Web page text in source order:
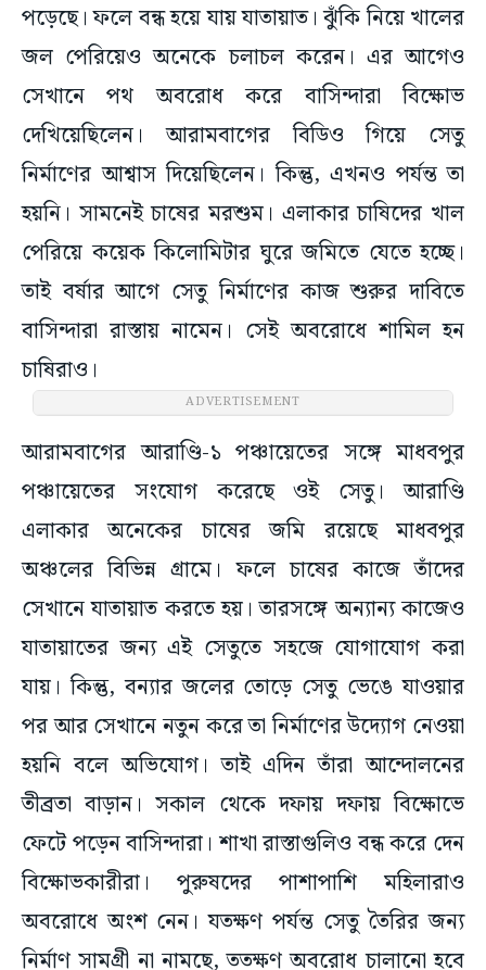
পড়েছে। ফলে বন্ধ হয়ে যায় যাতায়াত। ঝুঁকি নিয়ে খালের
জল পেরিয়েও অনেকে চলাচল করেন। এর আগেও
সেখানে পথ অবরোধ করে বাসিন্দারা বিক্ষোভ
দেখিয়েছিলেন। আরামবাগের বিডিও গিয়ে সেতু
নির্মাণের আশ্বাস দিয়েছিলেন। কিন্তু, এখনও পর্যন্ত তা
হয়নি। সামনেই চাষের মরশুম। এলাকার চাষিদের খাল
পেরিয়ে কয়েক কিলোমিটার ঘুরে জমিতে যেতে হচ্ছে।
তাই বর্ষার আগে সেতু নির্মাণের কাজ শুরুর দাবিতে
বাসিন্দারা রাস্তায় নামেন। সেই অবরোধে শামিল হন
চাষিরাও।
ADVERTISEMENT
আরামবাগের আরাণ্ডি-১ পঞ্চায়েতের সঙ্গে মাধবপুর
পঞ্চায়েতের সংযোগ করেছে ওই সেতু। আরাণ্ডি
এলাকার অনেকের চাষের জমি রয়েছে মাধবপুর
অঞ্চলের বিভিন্ন গ্রামে। ফলে চাষের কাজে তাঁদের
সেখানে যাতায়াত করতে হয়। তারসঙ্গে অন্যান্য কাজেও
যাতায়াতের জন্য এই সেতুতে সহজে যোগাযোগ করা
যায়। কিন্তু, বন্যার জলের তোড়ে সেতু ভেঙে যাওয়ার
পর আর সেখানে নতুন করে তা নির্মাণের উদ্যোগ নেওয়া
হয়নি বলে অভিযোগ। তাই এদিন তাঁরা আন্দোলনের
তীব্রতা বাড়ান। সকাল থেকে দফায় দফায় বিক্ষোভে
ফেটে পড়েন বাসিন্দারা। শাখা রাস্তাগুলিও বন্ধ করে দেন
বিক্ষোভকারীরা। পুরুষদের পাশাপাশি মহিলারাও
অবরোধে অংশ নেন। যতক্ষণ পর্যন্ত সেতু তৈরির জন্য
নির্মাণ সামগ্রী না নামছে, ততক্ষণ অবরোধ চালানো হবে